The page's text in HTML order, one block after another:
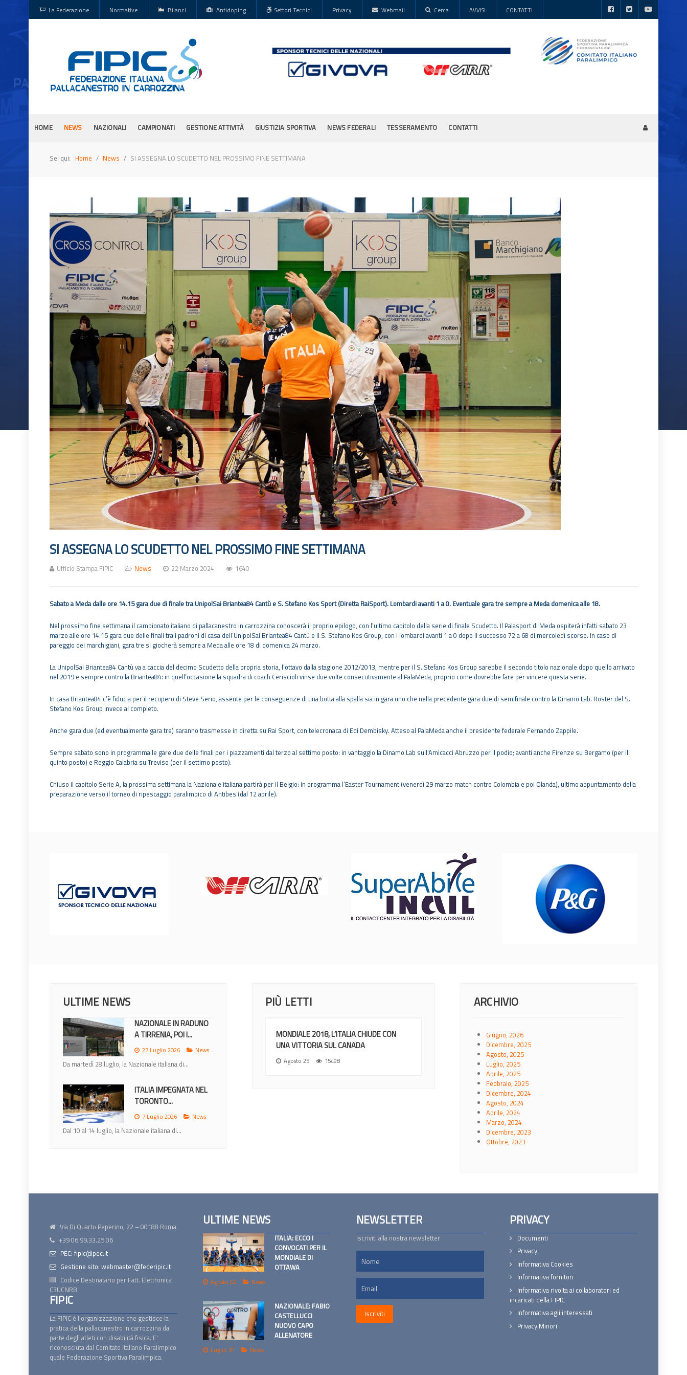
La Federazione Normative Bilanci Antidoping Settori Tecnici Privacy Webmail Cerca AVVISI CONTATTI
HOME NEWS NAZIONALI CAMPIONATI GESTIONE ATTIVITÀ GIUSTIZIA SPORTIVA NEWS FEDERALI TESSERAMENTO CONTATTI
Sei qui: Home News SI ASSEGNA LO SCUDETTO NEL PROSSIMO FINE SETTIMANA
SI ASSEGNA LO SCUDETTO NEL PROSSIMO FINE SETTIMANA
Ufficio Stampa FIPIC News 22 Marzo 2024 1640
Sabato a Meda dalle ore 14.15 gara due di finale tra UnipolSai Briantea84 Cantù e S. Stefano Kos Sport (Diretta RaiSport). Lombardi avanti 1 a 0. Eventuale gara tre sempre a Meda domenica alle 18.
Nel prossimo fine settimana il campionato italiano di pallacanestro in carrozzina conoscerà il proprio epilogo, con l’ultimo capitolo della serie di finale Scudetto. Il Palasport di Meda ospiterà infatti sabato 23
marzo alle ore 14.15 gara due delle finali tra i padroni di casa dell’UnipolSai Briantea84 Cantù e il S. Stefano Kos Group, con i lombardi avanti 1 a 0 dopo il successo 72 a 68 di mercoledì scorso. In caso di
pareggio dei marchigiani, gara tre si giocherà sempre a Meda alle ore 18 di domenica 24 marzo.
La UnipolSai Briantea84 Cantù va a caccia del decimo Scudetto della propria storia, l’ottavo dalla stagione 2012/2013, mentre per il S. Stefano Kos Group sarebbe il secondo titolo nazionale dopo quello arrivato
nel 2019 e sempre contro la Briantea84: in quell’occasione la squadra di coach Ceriscioli vinse due volte consecutivamente al PalaMeda, proprio come dovrebbe fare per vincere questa serie.
In casa Briantea84 c’è fiducia per il recupero di Steve Serio, assente per le conseguenze di una botta alla spalla sia in gara uno che nella precedente gara due di semifinale contro la Dinamo Lab. Roster del S.
Stefano Kos Group invece al completo.
Anche gara due (ed eventualmente gara tre) saranno trasmesse in diretta su Rai Sport, con telecronaca di Edi Dembisky. Atteso al PalaMeda anche il presidente federale Fernando Zappile.
Sempre sabato sono in programma le gare due delle finali per i piazzamenti dal terzo al settimo posto: in vantaggio la Dinamo Lab sull’Amicacci Abruzzo per il podio; avanti anche Firenze su Bergamo (per il
quinto posto) e Reggio Calabria su Treviso (per il settimo posto).
Chiuso il capitolo Serie A, la prossima settimana la Nazionale italiana partirà per il Belgio: in programma l’Easter Tournament (venerdì 29 marzo match contro Colombia e poi Olanda), ultimo appuntamento della
preparazione verso il torneo di ripescaggio paralimpico di Antibes (dal 12 aprile).
ULTIME NEWS
NAZIONALE IN RADUNO
A TIRRENIA, POI I...
27 Luglio 2026 News
Da martedì 28 luglio, la Nazionale italiana di...
ITALIA IMPEGNATA NEL
TORONTO...
7 Luglio 2026 News
Dal 10 al 14 luglio, la Nazionale italiana di...
PIÙ LETTI
MONDIALE 2018, L’ITALIA CHIUDE CON
UNA VITTORIA SUL CANADA
Agosto 25 15498
ARCHIVIO
Giugno, 2026
Dicembre, 2025
Agosto, 2025
Luglio, 2025
Aprile, 2025
Febbraio, 2025
Dicembre, 2024
Agosto, 2024
Aprile, 2024
Marzo, 2024
Dicembre, 2023
Ottobre, 2023
Via Di Quarto Peperino, 22 – 00188 Roma
+39 06.99.33.25.06
PEC: fipic@pec.it
Gestione sito: webmaster@federipic.it
Codice Destinatario per Fatt. Elettronica
C3UCNRB
FIPIC
La FIPIC è l’organizzazione che gestisce la
pratica della pallacanestro in carrozzina da
parte degli atleti con disabilità fisica. E'
riconosciuta dal Comitato Italiano Paralimpico
quale Federazione Sportiva Paralimpica.
ULTIME NEWS
ITALIA: ECCO I
CONVOCATI PER IL
MONDIALE DI
OTTAWA
Agosto 02 News
NAZIONALE: FABIO
CASTELLUCCI
NUOVO CAPO
ALLENATORE
Luglio 31 News
NEWSLETTER
Iscriviti alla nostra newsletter
PRIVACY
Documenti
Privacy
Informativa Cookies
Informativa fornitori
Informativa rivolta ai collaboratori ed
incaricati della FIPIC
Informativa agli interessati
Privacy Minori